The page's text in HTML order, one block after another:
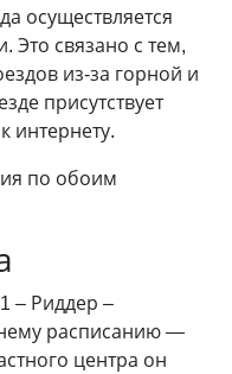
осуществляется
Это связано с тем,
из-за горной и
присутствует
интернету.
по обоим
– Риддер –
расписанию —
центра он